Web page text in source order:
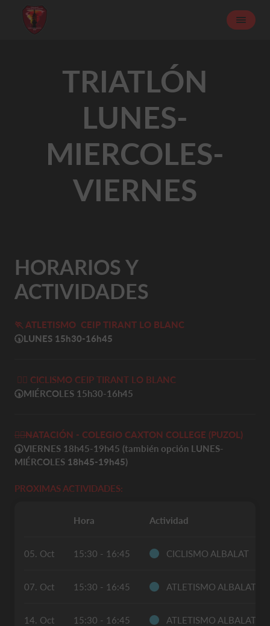
TRIATLÓN
LUNES-
MIERCOLES-
VIERNES
HORARIOS Y
ACTIVIDADES
🏃 ATLETISMO CEIP TIRANT LO BLANC
🕠LUNES 15h30-16h45
🚴‍♀️ CICLISMO CEIP TIRANT LO BLANC
🕠MIÉRCOLES 15h30-16h45
🏊‍♀️NATACIÓN - COLEGIO CAXTON COLLEGE (PUZOL)
🕠VIERNES 18h45-19h45 (también opción LUNES-
MIÉRCOLES 18h45-19h45)
PROXIMAS ACTIVIDADES:
Hora Actividad
05. Oct 15:30 - 16:45 CICLISMO ALBALAT
07. Oct 15:30 - 16:45 ATLETISMO ALBALAT
14. Oct 15:30 - 16:45 ATLETISMO ALBALAT